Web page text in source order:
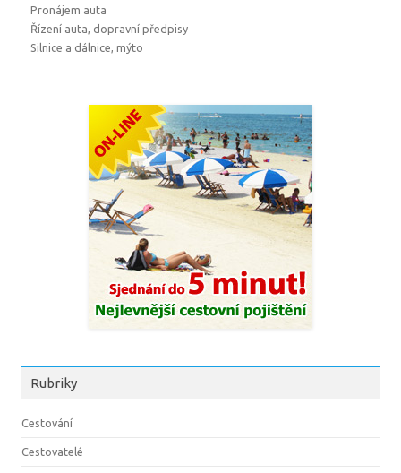
Pronájem auta
Řízení auta, dopravní předpisy
Silnice a dálnice, mýto
Rubriky
Cestování
Cestovatelé